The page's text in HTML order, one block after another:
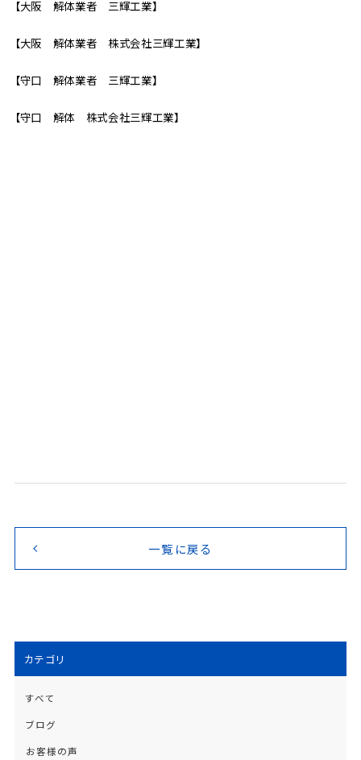
【大阪 解体業者 三輝工業】
【大阪 解体業者 株式会社三輝工業】
【守口 解体業者 三輝工業】
【守口 解体 株式会社三輝工業】
一覧に戻る
カテゴリ
すべて
ブログ
お客様の声